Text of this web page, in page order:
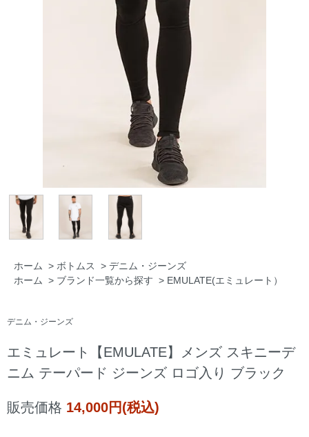
ホーム > ボトムス > デニム・ジーンズ
ホーム
> ブランド一覧から探す > EMULATE(エミュレート）
デニム・ジーンズ
エミュレート【EMULATE】メンズ スキニーデ
ニム テーパード ジーンズ ロゴ入り ブラック
販売価格 14,000円(税込)